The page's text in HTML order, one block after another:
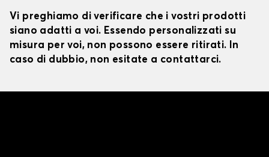
Vi preghiamo di verificare che i vostri prodotti
siano adatti a voi. Essendo personalizzati su
misura per voi, non possono essere ritirati. In
caso di dubbio, non esitate a contattarci.